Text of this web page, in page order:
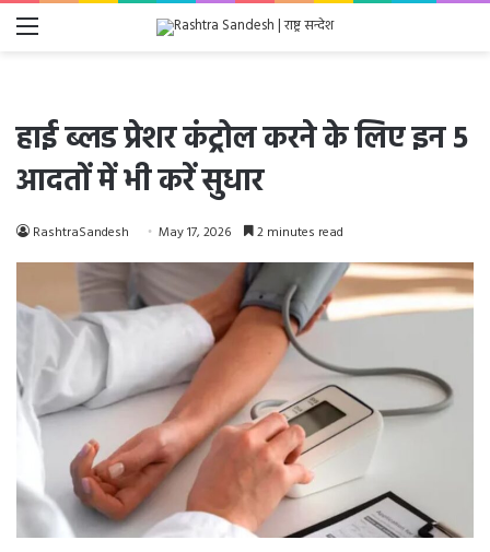
Menu
हाई ब्लड प्रेशर कंट्रोल करने के लिए इन 5
आदतों में भी करें सुधार
RashtraSandesh May 17, 2026 2 minutes read